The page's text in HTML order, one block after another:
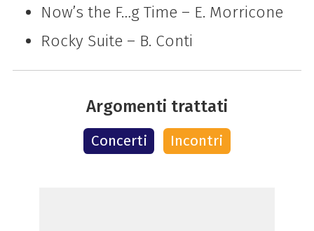
Now’s the F…g Time – E. Morricone
Rocky Suite – B. Conti
Argomenti trattati
Concerti Incontri